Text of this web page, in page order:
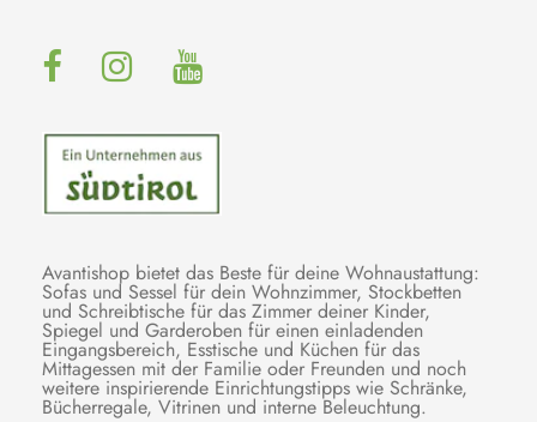
Avantishop bietet das Beste für deine Wohnaustattung:
Sofas und Sessel für dein Wohnzimmer, Stockbetten
und Schreibtische für das Zimmer deiner Kinder,
Spiegel und Garderoben für einen einladenden
Eingangsbereich, Esstische und Küchen für das
Mittagessen mit der Familie oder Freunden und noch
weitere inspirierende Einrichtungstipps wie Schränke,
Bücherregale, Vitrinen und interne Beleuchtung.